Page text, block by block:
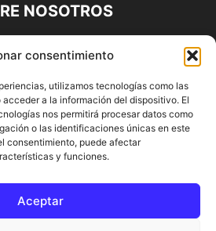
consentimiento
utilizamos tecnologías como las
a la información del dispositivo. El
nos permitirá procesar datos como
o las identificaciones únicas en este
consentimiento, puede afectar
y funciones.
Aceptar
NOSOTROS
Propiedad de
López | 639 95 71 95 | Noticias de
Torre, Málaga y Provincia|
info@alhaurindelatorre.com
SÍGUENOS